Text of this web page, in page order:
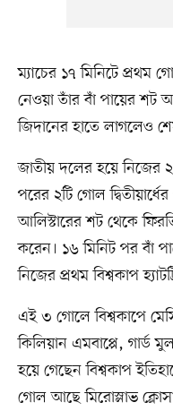
ম্যাচের ১৭ মিনিটে প্রথম
নেওয়া তাঁর বাঁ পায়ের
জিদানের হাতে লাগলেও
জাতীয় দলের হয়ে নিজের
পরের ২টি গোল
আলিস্টারের শট থেকে
করেন। ১৬ মিনিট পর বাঁ
নিজের প্রথম বিশ্বকাপ
এই ৩ গোলে বিশ্বকাপে
কিলিয়ান এমবাপ্পে, গার্ড
হয়ে গেছেন বিশ্বকাপ
গোল আছে মিরোস্লাভ